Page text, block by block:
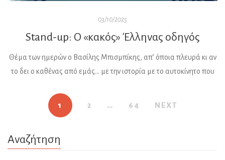
03/10/2025
Stand-up: Ο «κακός» Έλληνας οδηγός
Θέμα των ημερών ο Βασίλης Μπισμπίκης, απ’ όποια πλευρά κι αν
το δει ο καθένας από εμάς… με την ιστορία με το αυτοκίνητο που
υπάρχουν όργανα για να το κρίνουν! Το σίγουρο όμως είναι ένα:
όταν πιάνεις το τιμόνι, οφείλεις να είναι τυπικός και […]
1 2 … 64 NEXT
Αναζήτηση